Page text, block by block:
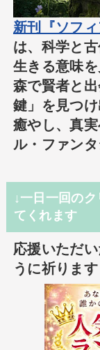
新刊『ソフィ
は、科学と
生きる意味
森で賢者と
鍵」を見つ
癒やし、真
ル・ファンタ
↓一日一回の
てくれます
応援いただ
うに祈ります